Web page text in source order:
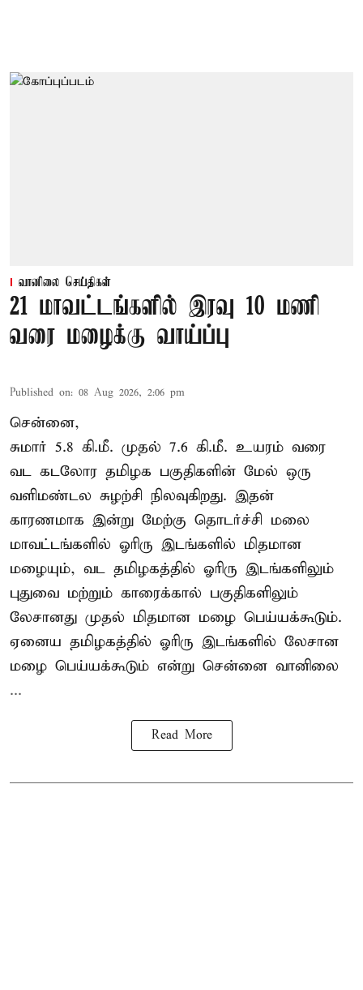
வானிலை செய்திகள்
21 மாவட்டங்களில் இரவு 10 மணி
வரை மழைக்கு வாய்ப்பு
Published on: 08 Aug 2026, 2:06 pm
சென்னை,
சுமார் 5.8 கி.மீ. முதல் 7.6 கி.மீ. உயரம் வரை
வட கடலோர தமிழக பகுதிகளின் மேல் ஒரு
வளிமண்டல சுழற்சி நிலவுகிறது. இதன்
காரணமாக இன்று மேற்கு தொடர்ச்சி மலை
மாவட்டங்களில் ஓரிரு இடங்களில் மிதமான
மழையும், வட தமிழகத்தில் ஓரிரு இடங்களிலும்
புதுவை மற்றும் காரைக்கால் பகுதிகளிலும்
லேசானது முதல் மிதமான மழை பெய்யக்கூடும்.
ஏனைய தமிழகத்தில் ஓரிரு இடங்களில் லேசான
மழை பெய்யக்கூடும் என்று சென்னை வானிலை
...
Read More